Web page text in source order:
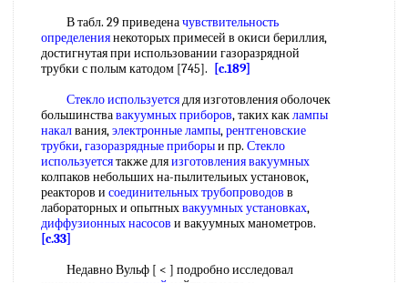
В табл. 29 приведеначувствительность
определениянекоторых примесей в окиси бериллия,
достигнутая при использовании газоразрядной
трубки с полым катодом [745].
[c.189]
Стекло используетсядля изготовления оболочек
большинствавакуумных приборов, таких каклампы
накалвания,электронные лампы,рентгеновские
трубки,газоразрядные приборыи пр. Стекло
используетсятакже дляизготовления вакуумных
колпаков небольших на-пылительиых установок,
реакторов и соединительных трубопроводов в
лабораторных и опытныхвакуумных установках,
диффузионных насосов и вакуумных манометров.
[c.33]
Недавно Вульф [ < ] подробно исследовал